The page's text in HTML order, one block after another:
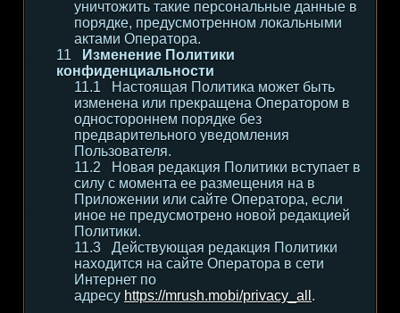
уничтожить такие персональные данные в
порядке, предусмотренном локальными
актами Оператора.
Изменение Политики
конфиденциальности
Настоящая Политика может быть
изменена или прекращена Оператором в
одностороннем порядке без
предварительного уведомления
Пользователя.
Новая редакция Политики вступает в
силу с момента ее размещения на в
Приложении или сайте Оператора, если
иное не предусмотрено новой редакцией
Политики.
Действующая редакция Политики
находится на сайте Оператора в сети
Интернет по
адресу https://mrush.mobi/privacy_all .